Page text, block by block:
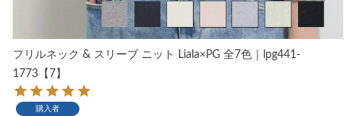
フリルネック & スリーブ ニット Liala×PG 全7色｜lpg441-
1773【7】
購入者